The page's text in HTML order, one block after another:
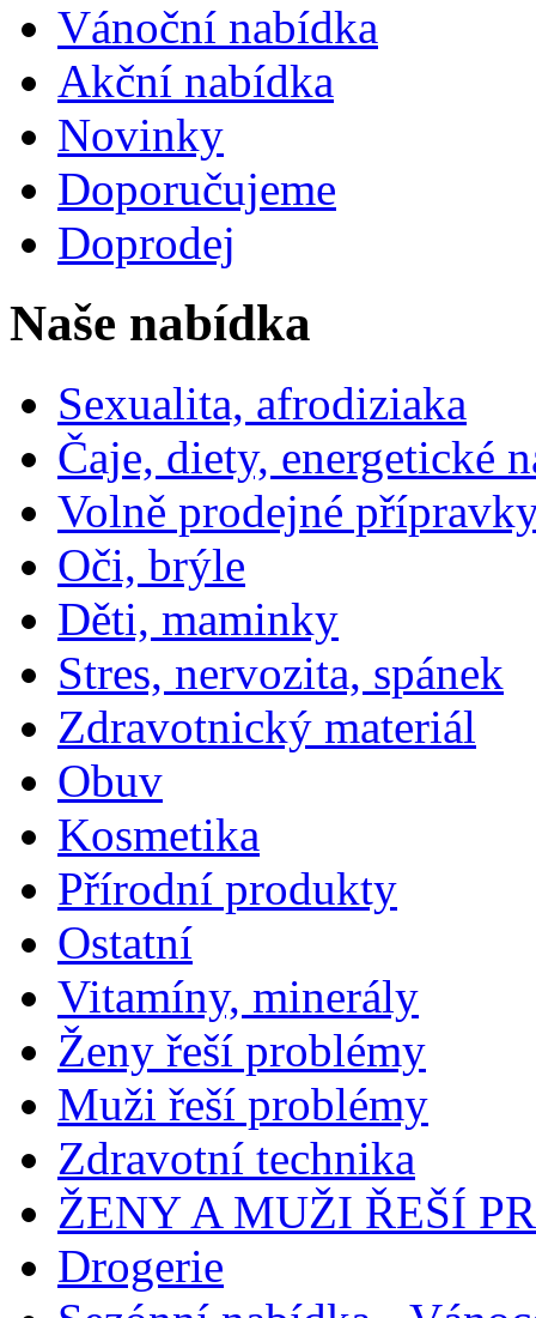
Vánoční nabídka
Akční nabídka
Novinky
Doporučujeme
Doprodej
Naše nabídka
Sexualita, afrodiziaka
Čaje, diety, energetické
Volně prodejné
Oči, brýle
Děti, maminky
Stres, nervozita, spánek
Zdravotnický materiál
Obuv
Kosmetika
Přírodní produkty
Ostatní
Vitamíny, minerály
Ženy řeší problémy
Muži řeší problémy
Zdravotní technika
ŽENY A MUŽI ŘEŠÍ
Drogerie